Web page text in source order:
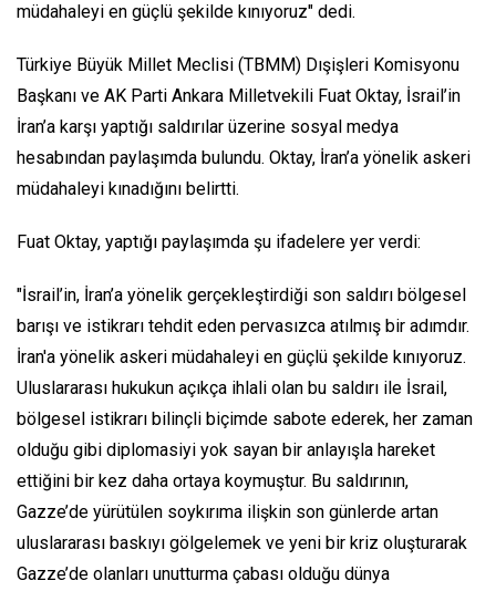
müdahaleyi en güçlü şekilde kınıyoruz" dedi.
Türkiye Büyük Millet Meclisi (TBMM) Dışişleri Komisyonu
Başkanı ve AK Parti Ankara Milletvekili Fuat Oktay, İsrail’in
İran’a karşı yaptığı saldırılar üzerine sosyal medya
hesabından paylaşımda bulundu. Oktay, İran’a yönelik askeri
müdahaleyi kınadığını belirtti.
Fuat Oktay, yaptığı paylaşımda şu ifadelere yer verdi:
"İsrail’in, İran’a yönelik gerçekleştirdiği son saldırı bölgesel
barışı ve istikrarı tehdit eden pervasızca atılmış bir adımdır.
İran'a yönelik askeri müdahaleyi en güçlü şekilde kınıyoruz.
Uluslararası hukukun açıkça ihlali olan bu saldırı ile İsrail,
bölgesel istikrarı bilinçli biçimde sabote ederek, her zaman
olduğu gibi diplomasiyi yok sayan bir anlayışla hareket
ettiğini bir kez daha ortaya koymuştur. Bu saldırının,
Gazze’de yürütülen soykırıma ilişkin son günlerde artan
uluslararası baskıyı gölgelemek ve yeni bir kriz oluşturarak
Gazze’de olanları unutturma çabası olduğu dünya